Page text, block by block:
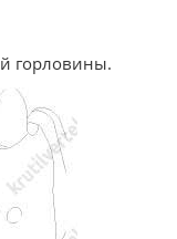
горловины.